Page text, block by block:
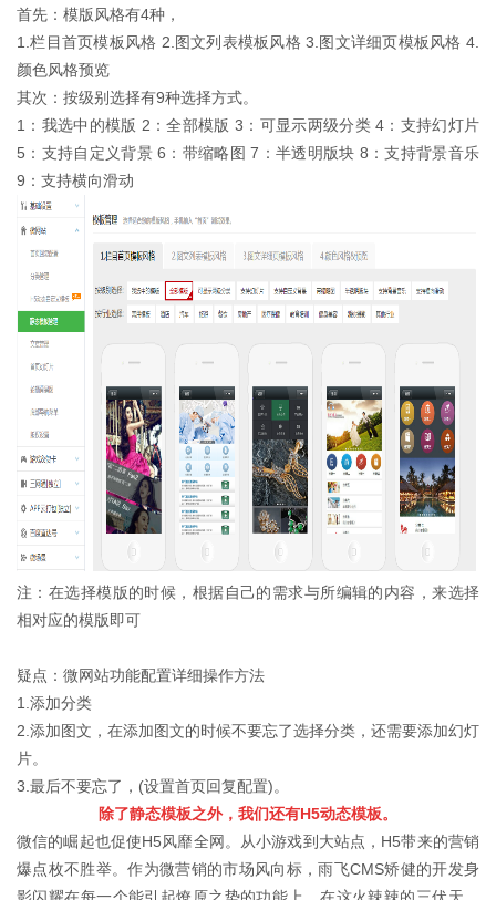
首先：模版风格有4种，
1.栏目首页模板风格 2.图文列表模板风格 3.图文详细页模板风格 4.
颜色风格预览
其次：按级别选择有9种选择方式。
1：我选中的模版 2：全部模版 3：可显示两级分类 4：支持幻灯片
5：支持自定义背景 6：带缩略图 7：半透明版块 8：支持背景音乐
9：支持横向滑动
注：在选择模版的时候，根据自己的需求与所编辑的内容，来选择
相对应的模版即可
疑点：微网站功能配置详细操作方法
1.添加分类
2.添加图文，在添加图文的时候不要忘了选择分类，还需要添加幻灯
片。
3.最后不要忘了，(设置首页回复配置)。
除了静态模板之外，我们还有H5动态模板。
微信的崛起也促使H5风靡全网。从小游戏到大站点，H5带来的营销
爆点枚不胜举。作为微营销的市场风向标，雨飞CMS矫健的开发身